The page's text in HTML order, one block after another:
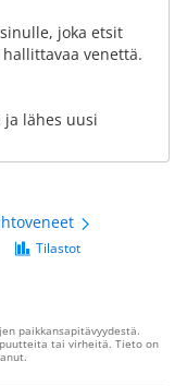
joka etsit
venettä.
ja lähes uusi
Tilastot
paikkansapitävyydestä.
tai virheitä. Tieto on